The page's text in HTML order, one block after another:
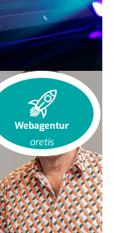
Webagentur
aretis